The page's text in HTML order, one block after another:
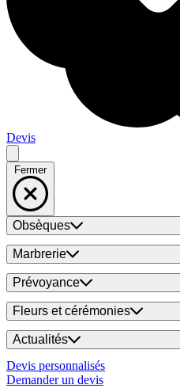
Devis
Fermer
Obsèques
Marbrerie
Prévoyance
Fleurs et cérémonies
Actualités
Devis personnalisés
Demander un devis